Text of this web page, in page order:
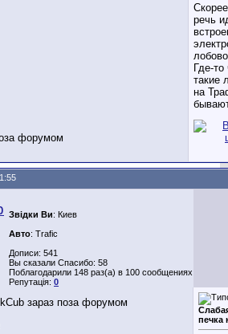
речь
Где-
такие
на
Звідки Ви: Киев
Авто: Trafic
Дописи: 541
Вы сказали Спасибо: 58
Поблагодарили 148 раз(а) в 100 сообщениях
Репутація: 0
печка